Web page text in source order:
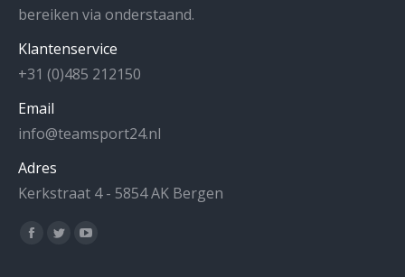
bereiken via onderstaand.
Klantenservice
+31 (0)485 212150
Email
info@teamsport24.nl
Adres
Kerkstraat 4 - 5854 AK Bergen
Vind ons op:
Facebook
TwitterYouTube